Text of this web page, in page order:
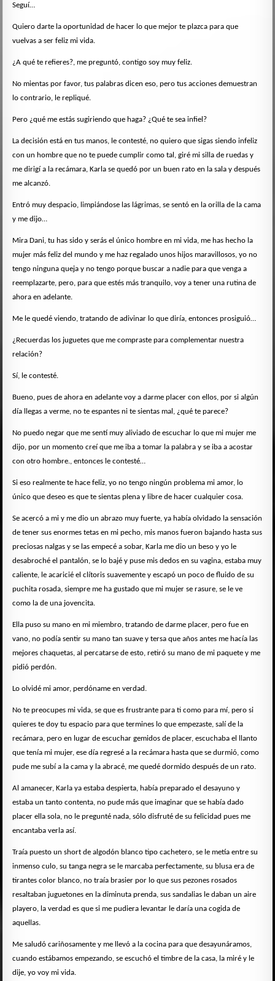
Seguí…
Quiero darte la oportunidad de hacer lo que mejor te plazca para que
vuelvas a ser feliz mi vida.
¿A qué te refieres?, me preguntó, contigo soy muy feliz.
No mientas por favor, tus palabras dicen eso, pero tus acciones demuestran
lo contrario, le repliqué.
Pero ¿qué me estás sugiriendo que haga? ¿Qué te sea infiel?
La decisión está en tus manos, le contesté, no quiero que sigas siendo infeliz
con un hombre que no te puede cumplir como tal, giré mi silla de ruedas y
me dirigí a la recámara, Karla se quedó por un buen rato en la sala y después
me alcanzó.
Entró muy despacio, limpiándose las lágrimas, se sentó en la orilla de la cama
y me dijo…
Mira Dani, tu has sido y serás el único hombre en mi vida, me has hecho la
mujer más feliz del mundo y me haz regalado unos hijos maravillosos, yo no
tengo ninguna queja y no tengo porque buscar a nadie para que venga a
reemplazarte, pero, para que estés más tranquilo, voy a tener una rutina de
ahora en adelante.
Me le quedé viendo, tratando de adivinar lo que diría, entonces prosiguió…
¿Recuerdas los juguetes que me compraste para complementar nuestra
relación?
Sí, le contesté.
Bueno, pues de ahora en adelante voy a darme placer con ellos, por si algún
día llegas a verme, no te espantes ni te sientas mal, ¿qué te parece?
No puedo negar que me sentí muy aliviado de escuchar lo que mi mujer me
dijo, por un momento creí que me iba a tomar la palabra y se iba a acostar
con otro hombre., entonces le contesté…
Si eso realmente te hace feliz, yo no tengo ningún problema mi amor, lo
único que deseo es que te sientas plena y libre de hacer cualquier cosa.
Se acercó a mi y me dio un abrazo muy fuerte, ya había olvidado la sensación
de tener sus enormes tetas en mi pecho, mis manos fueron bajando hasta sus
preciosas nalgas y se las empecé a sobar, Karla me dio un beso y yo le
desabroché el pantalón, se lo bajé y puse mis dedos en su vagina, estaba muy
caliente, le acaricié el clítoris suavemente y escapó un poco de fluido de su
puchita rosada, siempre me ha gustado que mi mujer se rasure, se le ve
como la de una jovencita.
Ella puso su mano en mi miembro, tratando de darme placer, pero fue en
vano, no podía sentir su mano tan suave y tersa que años antes me hacía las
mejores chaquetas, al percatarse de esto, retiró su mano de mi paquete y me
pidió perdón.
Lo olvidé mi amor, perdóname en verdad.
No te preocupes mi vida, se que es frustrante para ti como para mí, pero si
quieres te doy tu espacio para que termines lo que empezaste, salí de la
recámara, pero en lugar de escuchar gemidos de placer, escuchaba el llanto
que tenía mi mujer, ese día regresé a la recámara hasta que se durmió, como
pude me subí a la cama y la abracé, me quedé dormido después de un rato.
Al amanecer, Karla ya estaba despierta, había preparado el desayuno y
estaba un tanto contenta, no pude más que imaginar que se había dado
placer ella sola, no le pregunté nada, sólo disfruté de su felicidad pues me
encantaba verla así.
Traía puesto un short de algodón blanco tipo cachetero, se le metía entre su
inmenso culo, su tanga negra se le marcaba perfectamente, su blusa era de
tirantes color blanco, no traía brasier por lo que sus pezones rosados
resaltaban juguetones en la diminuta prenda, sus sandalias le daban un aire
playero, la verdad es que si me pudiera levantar le daría una cogida de
aquellas.
Me saludó cariñosamente y me llevó a la cocina para que desayunáramos,
cuando estábamos empezando, se escuchó el timbre de la casa, la miré y le
dije, yo voy mi vida.